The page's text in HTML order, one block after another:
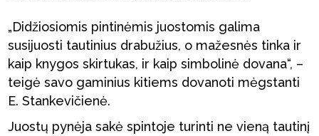
„Didžiosiomis pintinėmis juostomis galima
susijuosti tautinius drabužius, o mažesnės tinka ir
kaip knygos skirtukas, ir kaip simbolinė dovana“, –
teigė savo gaminius kitiems dovanoti mėgstanti
E. Stankevičienė.
Juostų pynėja sakė spintoje turinti ne vieną tautinį